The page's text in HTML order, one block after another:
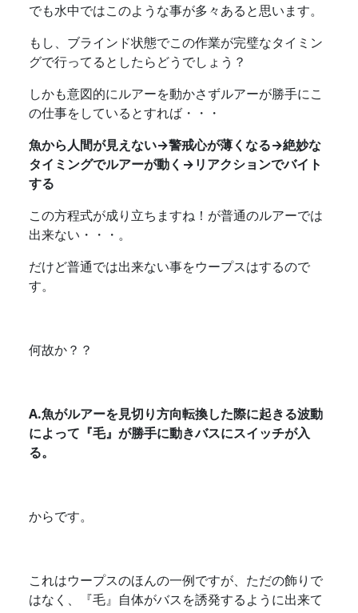
でも水中ではこのような事が多々あると思います。
もし、ブラインド状態でこの作業が完璧なタイミン
グで行ってるとしたらどうでしょう？
しかも意図的にルアーを動かさずルアーが勝手にこ
の仕事をしているとすれば・・・
魚から人間が見えない→警戒心が薄くなる→絶妙な
タイミングでルアーが動く→リアクションでバイト
する
この方程式が成り立ちますね！が普通のルアーでは
出来ない・・・。
だけど普通では出来ない事をウープスはするので
す。
何故か？？
A.魚がルアーを見切り方向転換した際に起きる波動
によって『毛』が勝手に動きバスにスイッチが入
る。
からです。
これはウープスのほんの一例ですが、ただの飾りで
はなく、『毛』自体がバスを誘発するように出来て